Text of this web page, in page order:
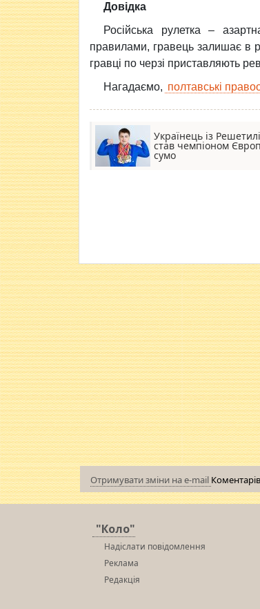
Довідка
Російська рулетка –
правилами, гравець залишає в
гравці по черзі приставляють
Нагадаємо, полтавські
Українець із
став чемпіоном
сумо
Отримувати зміни на e-mail
"Коло"
Надіслати повідомлення
Реклама
Редакція